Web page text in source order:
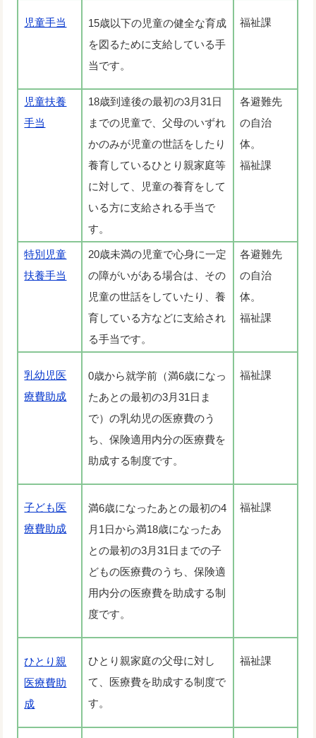
児童手当
15歳以下の児童の健全な育成
を図るために支給している手
当です。
福祉課
児童扶養
手当
18歳到達後の最初の3月31日
までの児童で、父母のいずれ
かのみが児童の世話をしたり
養育しているひとり親家庭等
に対して、児童の養育をして
いる方に支給される手当で
す。
各避難先
の自治
体。
福祉課
特別児童
扶養手当
20歳未満の児童で心身に一定
の障がいがある場合は、その
児童の世話をしていたり、養
育している方などに支給され
る手当です。
各避難先
の自治
体。
福祉課
乳幼児医
療費助成
0歳から就学前（満6歳になっ
たあとの最初の3月31日ま
で）の乳幼児の医療費のう
ち、保険適用内分の医療費を
助成する制度です。
福祉課
子ども医
療費助成
満6歳になったあとの最初の4
月1日から満18歳になったあ
との最初の3月31日までの子
どもの医療費のうち、保険適
用内分の医療費を助成する制
度です。
福祉課
ひとり親
医療費助
成
ひとり親家庭の父母に対し
て、医療費を助成する制度で
す。
福祉課